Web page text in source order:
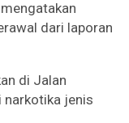
dari laporan
di Jalan
narkotika jenis